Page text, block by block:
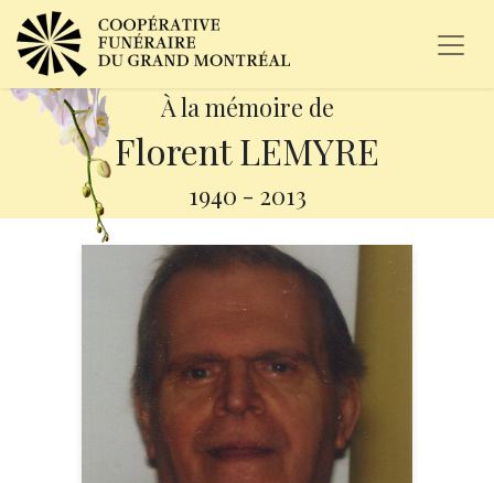
À la mémoire de
Florent LEMYRE
1940 - 2013